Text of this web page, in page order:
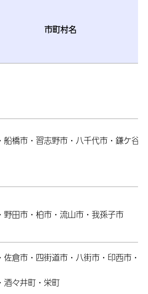
市町村名
船橋市・習志野市・八千代市・鎌ケ谷
野田市・柏市・流山市・我孫子市
佐倉市・四街道市・八街市・印西市・白
酒々井町・栄町